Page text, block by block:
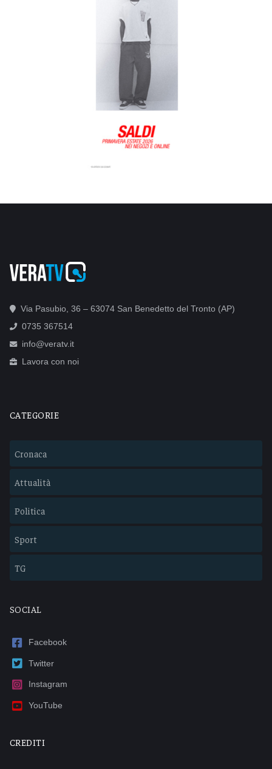
Via Pasubio, 36 – 63074 San Benedetto del Tronto (AP)
0735 367514
info@veratv.it
Lavora con noi
CATEGORIE
Cronaca
Attualità
Politica
Sport
TG
SOCIAL
Facebook
Twitter
Instagram
YouTube
CREDITI